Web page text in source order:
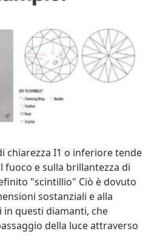
chiarezza I1 o inferiore tende
fuoco e sulla brillantezza di
"scintillio" Ciò è dovuto
sostanziali e alla
questi diamanti, che
della luce attraverso